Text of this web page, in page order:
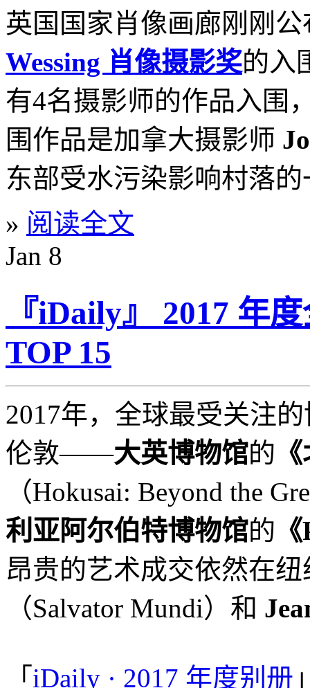
英国国家肖像画廊刚刚
Wessing 肖像摄影奖的入
有4名摄影师的作品入围
围作品是加拿大摄影师
东部受水污染影响村落
» 阅读全文
Jan 8
『iDaily』 2017 年
TOP 15
2017年，全球最受关注
伦敦——大英博物馆的
（Hokusai: Beyond the
利亚阿尔伯特博物馆的
昂贵的艺术成交依然在
（Salvator Mundi）和
「 iDaily · 2017 年度别册